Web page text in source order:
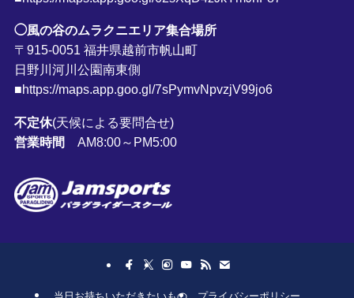
◯風の谷のムラクニエリア集合場所
〒915-0051 福井県越前市帆山町
日野川河川公園南東側
■https://maps.app.goo.gl/7sPymvNpvzjV99jo6
不定休(天候による要問合せ)
営業時間
AM8:00～PM5:00